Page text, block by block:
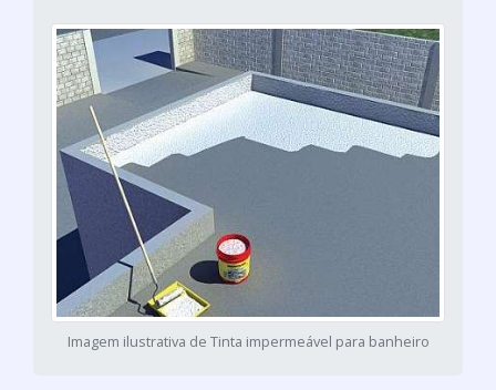
Imagem ilustrativa de Tinta impermeável para banheiro